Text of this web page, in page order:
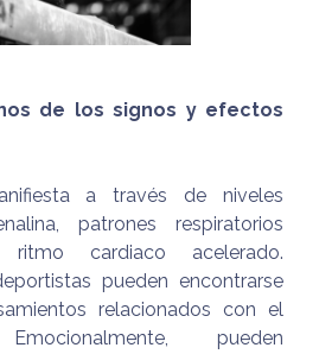
de los signos y efectos
a través de niveles
patrones respiratorios
cardiaco acelerado.
pueden encontrarse
relacionados con el
pueden